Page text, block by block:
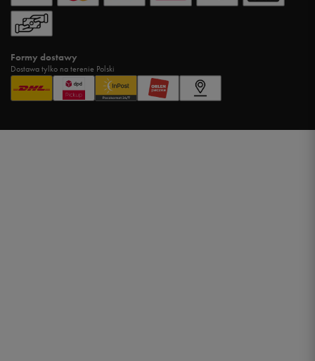
Formy dostawy
Dostawa tylko na terenie Polski